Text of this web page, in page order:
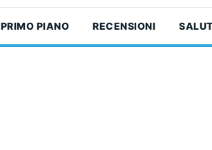
PRIMO PIANO RECENSIONI